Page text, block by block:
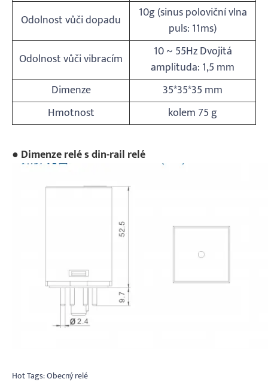
Odolnost vůči dopadu
10g (sinus poloviční vlna
puls: 11ms)
Odolnost vůči vibracím
10 ~ 55Hz Dvojitá
amplituda: 1,5 mm
Dimenze
35*35*35 mm
Hmotnost
kolem 75 g
● Dimenze relé s din-rail relé
Hot Tags: Obecný relé